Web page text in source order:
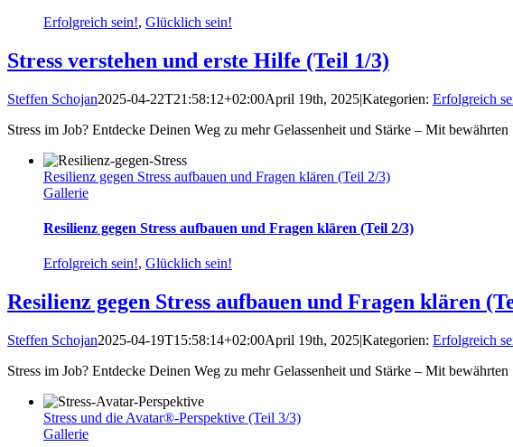
Erfolgreich sein!, Glücklich sein!
Stress verstehen und erste Hilfe (Teil 1/3)
Steffen Schojan2025-04-22T21:58:12+02:00April 19th, 2025|Kategorien: Erfolgreich
Stress im Job? Entdecke Deinen Weg zu mehr Gelassenheit und Stärke – Mit
Resilienz gegen Stress aufbauen und Fragen klären (Teil 2/3)
Gallerie
Resilienz gegen Stress aufbauen und Fragen klären (Teil 2/3)
Erfolgreich sein!, Glücklich sein!
Resilienz gegen Stress aufbauen und Fragen klären
Steffen Schojan2025-04-19T15:58:14+02:00April 19th, 2025|Kategorien: Erfolgreich
Stress im Job? Entdecke Deinen Weg zu mehr Gelassenheit und Stärke – Mit
Stress und die Avatar®-Perspektive (Teil 3/3)
Gallerie